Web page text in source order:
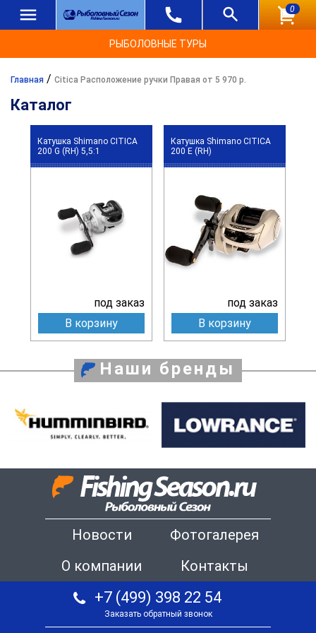
0
РЫБОЛОВНЫЕ ТУРЫ
Главная / Citica Расположение ручки Правая от 5 970 р.
Каталог
Катушка Shimano CITICA
200 G (RH) 5,5:1
под заказ
В корзину
Катушка Shimano CITICA
200 E (RH)
под заказ
В корзину
Наши бренды
Новости
Фотогалерея
О компании
Контакты
+7 (499) 398 22 54
Заказать обратный звонок